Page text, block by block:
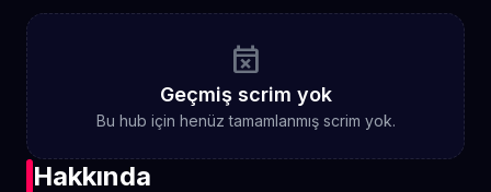
event_busy
Geçmiş scrim yok
Bu hub için henüz tamamlanmış scrim yok.
Hakkında